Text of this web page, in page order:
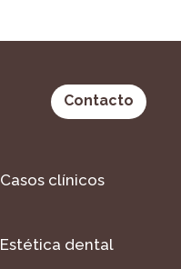
Contacto
Casos clínicos
Estética dental